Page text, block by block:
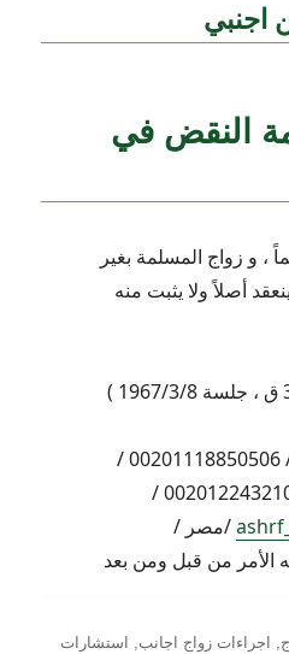
اجنبي
النقض في
، و زواج المسلمة بغير
أصلاً ولا يثبت منه
اشرف مشرف المحامي/ 00201118850506 /
/مصر /
الأمر من قبل ومن بعد
, اجراءات زواج اجانب,
استشارات